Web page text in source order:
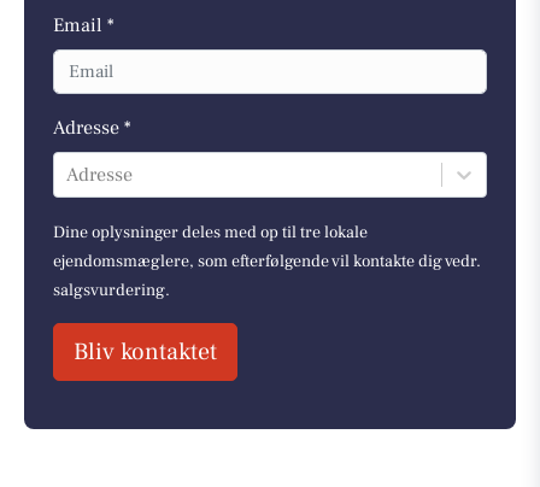
Email *
Adresse *
Adresse
Dine oplysninger deles med op til tre lokale
ejendomsmæglere, som efterfølgende vil kontakte dig vedr.
salgsvurdering.
Bliv kontaktet